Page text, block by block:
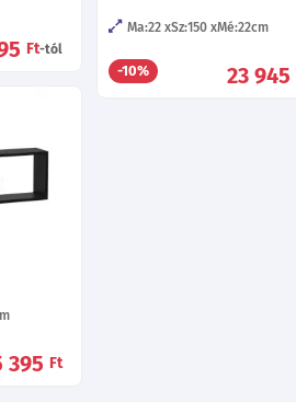
Ft-tól
Ma:22 Sz:150 Mé:22cm
-10% 23 945
395 Ft